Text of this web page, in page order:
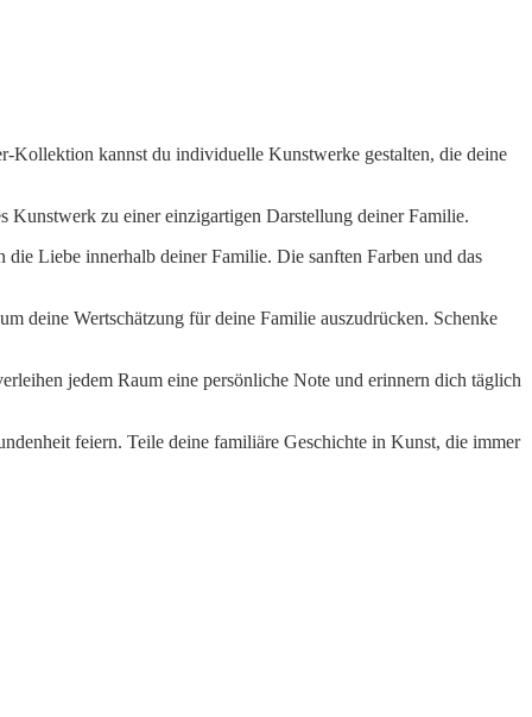
Kollektion kannst du individuelle Kunstwerke gestalten, die deine
Kunstwerk zu einer einzigartigen Darstellung deiner Familie.
Liebe innerhalb deiner Familie. Die sanften Farben und das
deine Wertschätzung für deine Familie auszudrücken. Schenke
jedem Raum eine persönliche Note und erinnern dich täglich
feiern. Teile deine familiäre Geschichte in Kunst, die immer